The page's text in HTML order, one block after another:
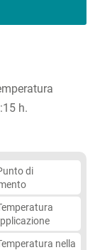
h.
di
nella